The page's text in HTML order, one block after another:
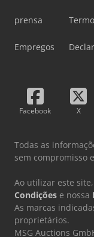
prensa
Empregos
Facebook X
Todas as
sem compromisso
Ao utilizar este
Condições e nossa
As marcas
proprietários.
MSG Auctions